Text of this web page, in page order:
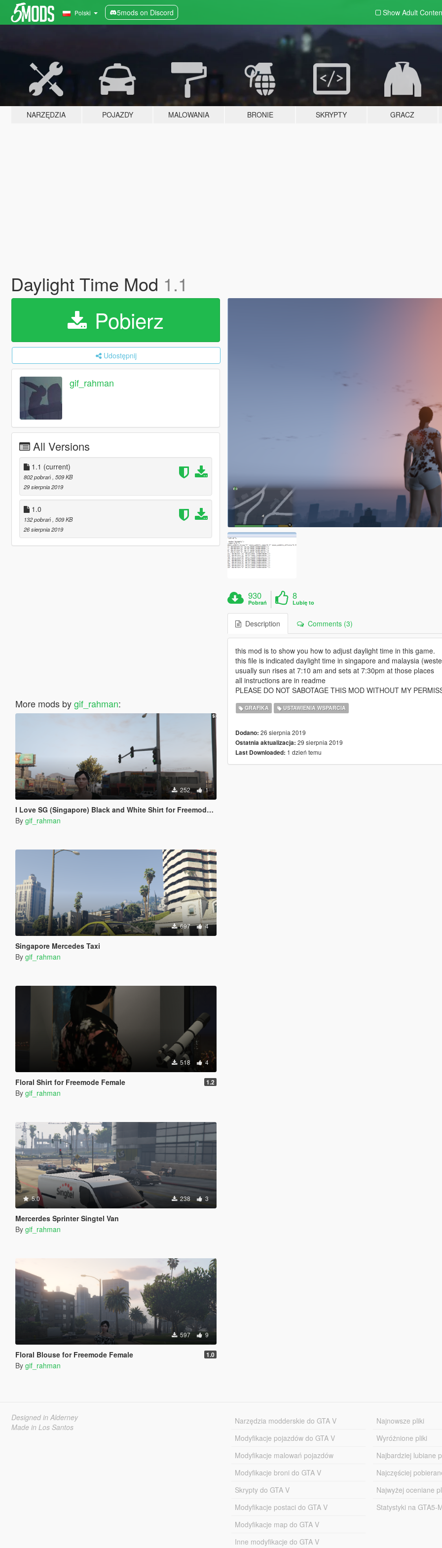
Polski 5mods on Discord Show Adult
NARZĘDZIA POJAZDY MALOWANIA BRONIE SKRYPTY GRACZ
Daylight Time Mod 1.1
Pobierz
Udostępnij
gif_rahman
All Versions
1.1 (current)
802 pobrań , 509 KB
29 sierpnia 2019
1.0
132 pobrań , 509 KB
26 sierpnia 2019
More mods bygif_rahman:
252 1
I Love SG (Singapore) Black and White Shirt for Freemode Player
By gif_rahman
697 4
Singapore Mercedes Taxi
By gif_rahman
518 4
Floral Shirt for Freemode Female 1.2
By gif_rahman
5.0 238 3
Mercerdes Sprinter Singtel Van
By gif_rahman
597 9
Floral Blouse for Freemode Female 1.0
By gif_rahman
930
Pobrań
8
Lubię to
Description Comments (3)
this mod is to show you how to adjust daylight time in this game.
this file is indicated daylight time in singapore and malaysia
usually sun rises at 7:10 am and sets at 7:30pm at those places
all instructions are in readme
PLEASE DO NOT SABOTAGE THIS MOD WITHOUT MY
GRAFIKA USTAWIENIA WSPARCIA
Dodano: 26 sierpnia 2019
Ostatnia aktualizacja: 29 sierpnia 2019
Last Downloaded: 1 dzień temu
Designed in Alderney
Made in Los Santos
Narzędzia modderskie do GTA V
Modyfikacje pojazdów do GTA V
Modyfikacje malowań pojazdów
Modyfikacje broni do GTA V
Skrypty do GTA V
Modyfikacje postaci do GTA V
Modyfikacje map do GTA V
Inne modyfikacje do GTA V
Najnowsze pliki
Wyróżnione pliki
Najbardziej lubiane
Najczęściej
Najwyżej oceniane
Statystyki na GTA5-